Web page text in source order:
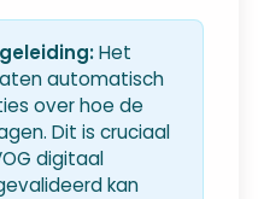
Het
automatisch
over hoe de
Dit is cruciaal
digitaal
kan